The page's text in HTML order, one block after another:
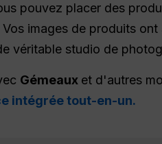
pouvez placer des
images de produits
véritable studio de
Gémeaux et d'autres
intégrée tout-en-un.